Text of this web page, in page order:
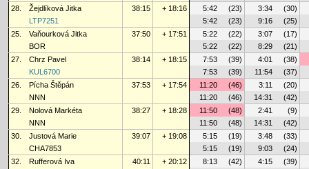
28.
Žejdlíková Jitka 38:15 + 18:16 5:42 (23) 3:34
(30)
LTP7251
5:42 (23) 9:16
(25)
25.
Vaňourková Jitka 37:50 + 17:51 5:22 (22) 3:07
(17)
BOR
5:22 (22) 8:29
(21)
27.
Chrz Pavel 38:14 + 18:15 7:53 (39) 4:01
(38)
KUL6700
7:53 (39) 11:54
(37)
26.
Pícha Štěpán 37:53 + 17:54 11:20 (46) 3:11
(20)
NNN
11:20 (46) 14:31
(42)
29.
Nolová Markéta 38:27 + 18:28 11:50 (48) 2:41
(9)
NNN
11:50 (48) 14:31
(42)
30.
Justová Marie 39:07 + 19:08 5:15 (19) 3:48
(33)
CHA7853
5:15 (19) 9:03
(24)
32.
Rufferová Iva 40:11 + 20:12 8:13 (42) 4:15
(39)